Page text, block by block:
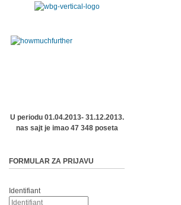
U periodu 01.04.2013- 31.12.2013.
nas sajt je imao 47 348 poseta
FORMULAR ZA PRIJAVU
Identifiant